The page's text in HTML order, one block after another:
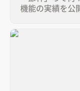
機能の実績を公
【GeoMax】2025